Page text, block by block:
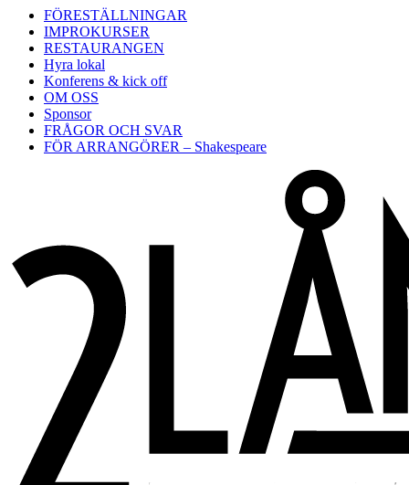
FÖRESTÄLLNINGAR
IMPROKURSER
RESTAURANGEN
Hyra lokal
Konferens & kick off
OM OSS
Sponsor
FRÅGOR OCH SVAR
FÖR ARRANGÖRER – Shakespeare